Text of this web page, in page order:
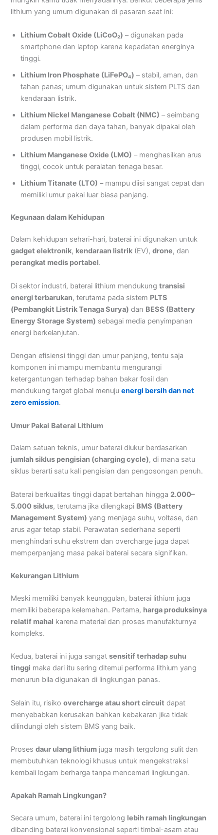
lithium yang umum digunakan di pasaran saat ini:
Lithium Cobalt Oxide (LiCoO₂) – digunakan pada
smartphone dan laptop karena kepadatan energinya
tinggi.
Lithium Iron Phosphate (LiFePO₄) – stabil, aman, dan
tahan panas; umum digunakan untuk sistem PLTS dan
kendaraan listrik.
Lithium Nickel Manganese Cobalt (NMC) – seimbang
dalam performa dan daya tahan, banyak dipakai oleh
produsen mobil listrik.
Lithium Manganese Oxide (LMO) – menghasilkan arus
tinggi, cocok untuk peralatan tenaga besar.
Lithium Titanate (LTO) – mampu diisi sangat cepat dan
memiliki umur pakai luar biasa panjang.
Kegunaan dalam Kehidupan
Dalam kehidupan sehari-hari, baterai ini digunakan untuk
gadget elektronik, kendaraan listrik (EV),drone, dan
perangkat medis portabel.
Di sektor industri, baterai lithium mendukungtransisi
energi terbarukan, terutama pada sistem PLTS
(Pembangkit Listrik Tenaga Surya) dan BESS (Battery
Energy Storage System) sebagai media penyimpanan
energi berkelanjutan.
Dengan efisiensi tinggi dan umur panjang, tentu saja
komponen ini mampu membantu mengurangi
ketergantungan terhadap bahan bakar fosil dan
mendukung target global menujuenergi bersih dan net
zero emission.
Umur Pakai Baterai Lithium
Dalam satuan teknis, umur baterai diukur berdasarkan
jumlah siklus pengisian (charging cycle), di mana satu
siklus berarti satu kali pengisian dan pengosongan penuh.
Baterai berkualitas tinggi dapat bertahan hingga 2.000–
5.000 siklus, terutama jika dilengkapi BMS (Battery
Management System) yang menjaga suhu, voltase, dan
arus agar tetap stabil. Perawatan sederhana seperti
menghindari suhu ekstrem dan overcharge juga dapat
memperpanjang masa pakai baterai secara signifikan.
Kekurangan Lithium
Meski memiliki banyak keunggulan, baterai lithium juga
memiliki beberapa kelemahan. Pertama, harga produksinya
relatif mahal karena material dan proses manufakturnya
kompleks.
Kedua, baterai ini juga sangatsensitif terhadap suhu
tinggi maka dari itu sering ditemui performa lithium yang
menurun bila digunakan di lingkungan panas.
Selain itu, risikoovercharge atau short circuit dapat
menyebabkan kerusakan bahkan kebakaran jika tidak
dilindungi oleh sistem BMS yang baik.
Prosesdaur ulang lithium juga masih tergolong sulit dan
membutuhkan teknologi khusus untuk mengekstraksi
kembali logam berharga tanpa mencemari lingkungan.
Apakah Ramah Lingkungan?
Secara umum, baterai ini tergolong lebih ramah lingkungan
dibanding baterai konvensional seperti timbal-asam atau